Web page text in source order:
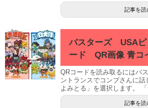
記事を読
バスターズ USAピ
ード QR画像 青コ
QRコードを読み取るにはバ
ントランスでコンブさんに
よみとる」を選択します。
記事を読